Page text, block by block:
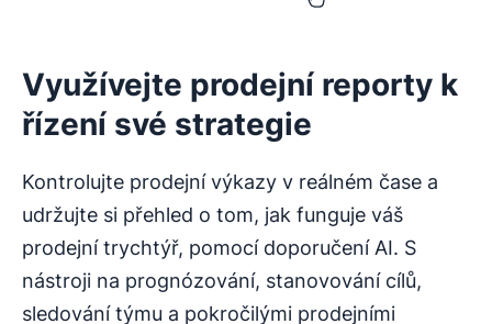
Využívejte prodejní reporty k
řízení své strategie
Kontrolujte prodejní výkazy v reálném čase a
udržujte si přehled o tom, jak funguje váš
prodejní trychtýř, pomocí doporučení AI. S
nástroji na prognózování, stanovování cílů,
sledování týmu a pokročilými prodejními